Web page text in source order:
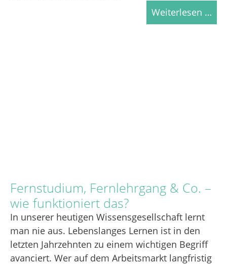
Weiterlesen …
Fernstudium, Fernlehrgang & Co. –
wie funktioniert das?
In unserer heutigen Wissensgesellschaft lernt
man nie aus. Lebenslanges Lernen ist in den
letzten Jahrzehnten zu einem wichtigen Begriff
avanciert. Wer auf dem Arbeitsmarkt langfristig